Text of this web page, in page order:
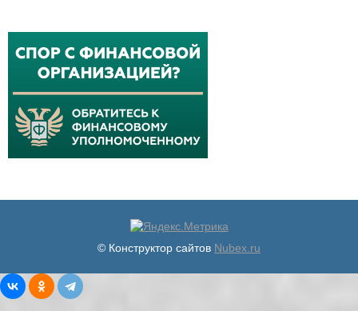
© Конструктор сайтов Nubex.ru